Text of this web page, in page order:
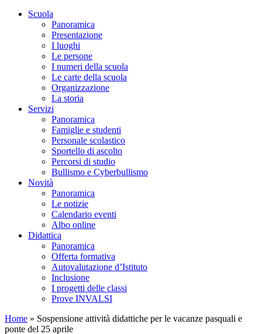
Scuola
Panoramica
Presentazione
I luoghi
Le persone
I numeri della scuola
Le carte della scuola
Organizzazione
La storia
Servizi
Panoramica
Famiglie e studenti
Personale scolastico
Sportello di ascolto
Percorsi di studio
Bullismo e Cyberbullismo
Novità
Panoramica
Le notizie
Calendario eventi
Albo online
Didattica
Panoramica
Offerta formativa
Autovalutazione d’Istituto
Inclusione
I progetti delle classi
Prove INVALSI
Home » Sospensione attività didattiche per le vacanze pasquali e
ponte del 25 aprile